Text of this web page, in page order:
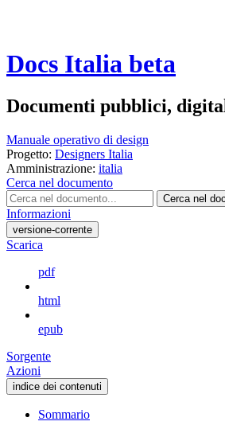
Docs Italia beta
Documenti pubblici,
Manuale operativo di design
Progetto: Designers Italia
Amministrazione: italia
Cerca nel documento
Cerca nel
Informazioni
versione-corrente
Scarica
pdf
html
epub
Sorgente
Azioni
indice dei contenuti
Sommario